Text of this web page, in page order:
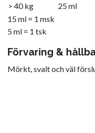
> 40 kg
25 ml
15 ml = 1 msk
5 ml = 1 tsk
Förvaring &
Mörkt, svalt och väl